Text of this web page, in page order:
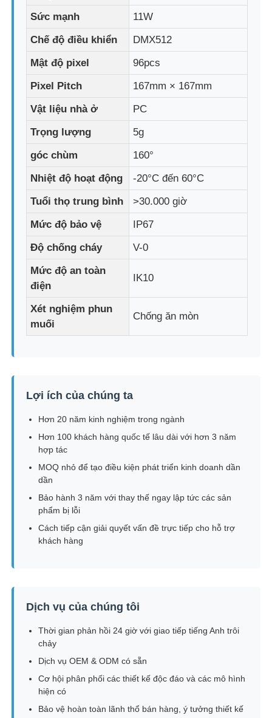
Liên hệ với chúng tôi
Tất cả các trường hợp
Yêu cầu báo giá
Hiển thị lưới LED
Màn hình phim trong suốt LED
Màn hình LED trong suốt
Màn hình LED bay bằng Drone
Màn hình lưới tản nhiệt LED
Màn hình hiển thị trong suốt
Sức mạnh
11W
Chế độ điều khiển
DMX512
Mật độ pixel
96pcs
Pixel Pitch
167mm × 167mm
Vật liệu nhà ở
PC
Trọng lượng
5g
góc chùm
160°
Nhiệt độ hoạt động
-20°C đến 60°C
Tuổi thọ trung bình
>30.000 giờ
Mức độ bảo vệ
IP67
Độ chống cháy
V-0
Mức độ an toàn
điện
IK10
Xét nghiệm phun
muối
Chống ăn mòn
Lợi ích của chúng ta
Hơn 20 năm kinh nghiệm trong ngành
Hơn 100 khách hàng quốc tế lâu dài với hơn 3 năm
hợp tác
MOQ nhỏ để tạo điều kiện phát triển kinh doanh dần
dần
Bảo hành 3 năm với thay thế ngay lập tức các sản
phẩm bị lỗi
Cách tiếp cận giải quyết vấn đề trực tiếp cho hỗ trợ
khách hàng
Dịch vụ của chúng tôi
Thời gian phản hồi 24 giờ với giao tiếp tiếng Anh trôi
chảy
Dịch vụ OEM & ODM có sẵn
Cơ hội phân phối các thiết kế độc đáo và các mô hình
hiện có
Bảo vệ hoàn toàn lãnh thổ bán hàng, ý tưởng thiết kế